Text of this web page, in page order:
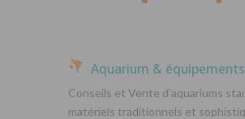
Aquarium & équipements
Conseils et Vente d’aquariums
matériels traditionnels et